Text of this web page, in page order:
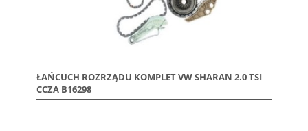
ŁAŃCUCH ROZRZĄDU KOMPLET VW SHARAN 2.0 TSI
CCZA B16298